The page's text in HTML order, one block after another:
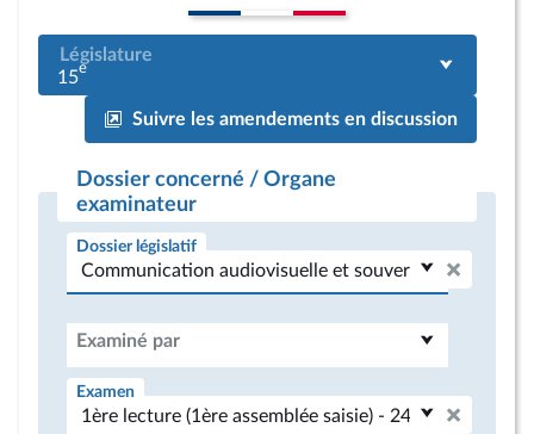
Législature
15e
Suivre les amendements en discussion
Dossier concerné / Organe
examinateur
Dossier législatif
Examiné par
Examen